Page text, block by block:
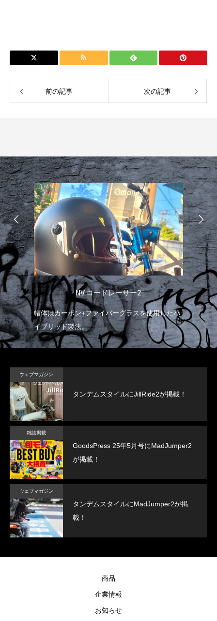
前の記事 次の記事
ッ
NV ロードレーサー2
帽体はカーボン+ファイバーグラスを使用したハ
イブリッド製法。
ノ
融
ウェブマガジン
タンデムスタイルにJillRide2が掲載！
雑誌掲載
GoodsPress 25年5月号にMadJumper2
が掲載！
ウェブマガジン
タンデムスタイルにMadJumper2が掲
載！
商品
企業情報
お知らせ